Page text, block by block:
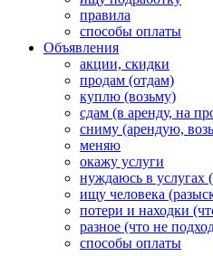
правила
способы оплаты
Объявления
акции, скидки
продам (отдам)
куплю (возьму)
сдам (в аренду, на
сниму (арендую,
меняю
окажу услуги
нуждаюсь в услугах
ищу человека
потери и находки
разное (что не
способы оплаты